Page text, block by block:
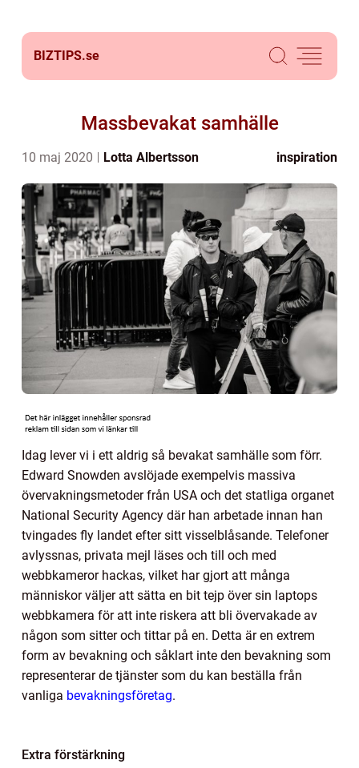
BIZTIPS.se
Massbevakat samhälle
10 maj 2020 Lotta Albertsson inspiration
Idag lever vi i ett aldrig så bevakat samhälle som förr.
Edward Snowden avslöjade exempelvis massiva
övervakningsmetoder från USA och det statliga organet
National Security Agency där han arbetade innan han
tvingades fly landet efter sitt visselblåsande. Telefoner
avlyssnas, privata mejl läses och till och med
webbkameror hackas, vilket har gjort att många
människor väljer att sätta en bit tejp över sin laptops
webbkamera för att inte riskera att bli övervakade av
någon som sitter och tittar på en. Detta är en extrem
form av bevakning och såklart inte den bevakning som
representerar de tjänster som du kan beställa från
vanliga bevakningsföretag.
Extra förstärkning